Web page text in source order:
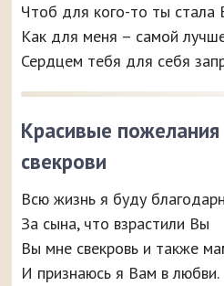
Чтоб для кого-то ты стала
Как для меня – самой
Сердцем тебя для себя
Красивые пожелания
свекрови
Всю жизнь я буду
За сына, что взрастили Вы
Вы мне свекровь и также
И признаюсь я Вам в любви.